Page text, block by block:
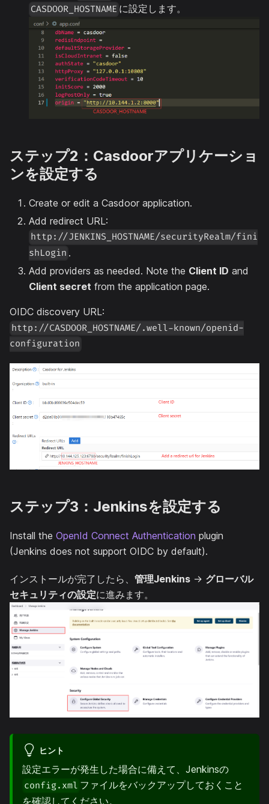
CASDOOR_HOSTNAME に設定します。
ステップ2：Casdoorアプリケーショ
ンを設定する
Create or edit a Casdoor application.
Add redirect URL:
http://JENKINS_HOSTNAME/securityRealm/fini
shLogin .
Add providers as needed. Note the Client ID and
Client secret from the application page.
OIDC discovery URL:
http://CASDOOR_HOSTNAME/.well-known/openid-
configuration
ステップ3：Jenkinsを設定する
Install the OpenId Connect Authentication plugin
(Jenkins does not support OIDC by default).
インストールが完了したら、 管理Jenkins -> グローバル
セキュリティの設定に進みます。
ヒント
設定エラーが発生した場合に備えて、Jenkinsの
config.xml ファイルをバックアップしておくこと
を確認してください。